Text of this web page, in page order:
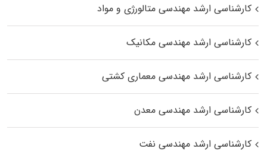
کارشناسی ارشد مهندسی متالورژی و مواد
کارشناسی ارشد مهندسی مکانیک
کارشناسی ارشد مهندسی معماری کشتی
کارشناسی ارشد مهندسی معدن
کارشناسی ارشد مهندسی نفت